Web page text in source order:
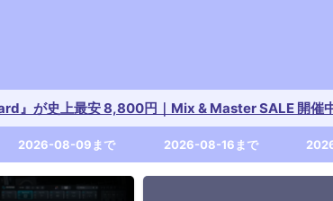
』が史上最安 8,800円｜Mix & Master SALE 開催中
2026-08-09まで 2026-08-16まで